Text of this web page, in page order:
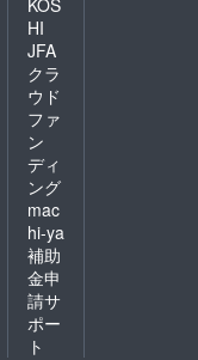
KOS
HI
JFA
クラ
ウド
ファ
ン
ディ
ング
mac
hi-ya
補助
金申
請サ
ポー
ト